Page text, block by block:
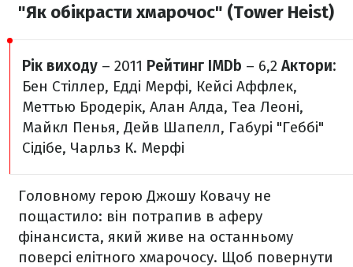
"Як обікрасти хмарочос" (Tower Heist)
Рік виходу – 2011 Рейтинг IMDb – 6,2 Актори:
Бен Стіллер, Едді Мерфі, Кейсі Аффлек,
Меттью Бродерік, Алан Алда, Теа Леоні,
Майкл Пенья, Дейв Шапелл, Габурі "Геббі"
Сідібе, Чарльз К. Мерфі
Головному герою Джошу Ковачу не
пощастило: він потрапив в аферу
фінансиста, який живе на останньому
поверсі елітного хмарочосу. Щоб повернути